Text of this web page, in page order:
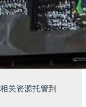
关资源托管到